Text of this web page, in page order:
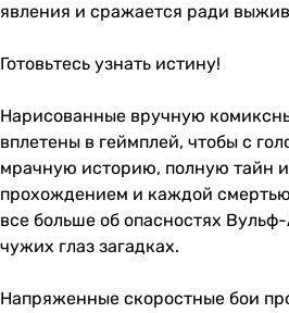
явления и сражается ради
Готовьтесь узнать истину!
Нарисованные вручную
вплетены в геймплей, чтобы с
мрачную историю, полную тайн
прохождением и каждой
все больше об опасностях
чужих глаз загадках.
Напряженные скоростные бои